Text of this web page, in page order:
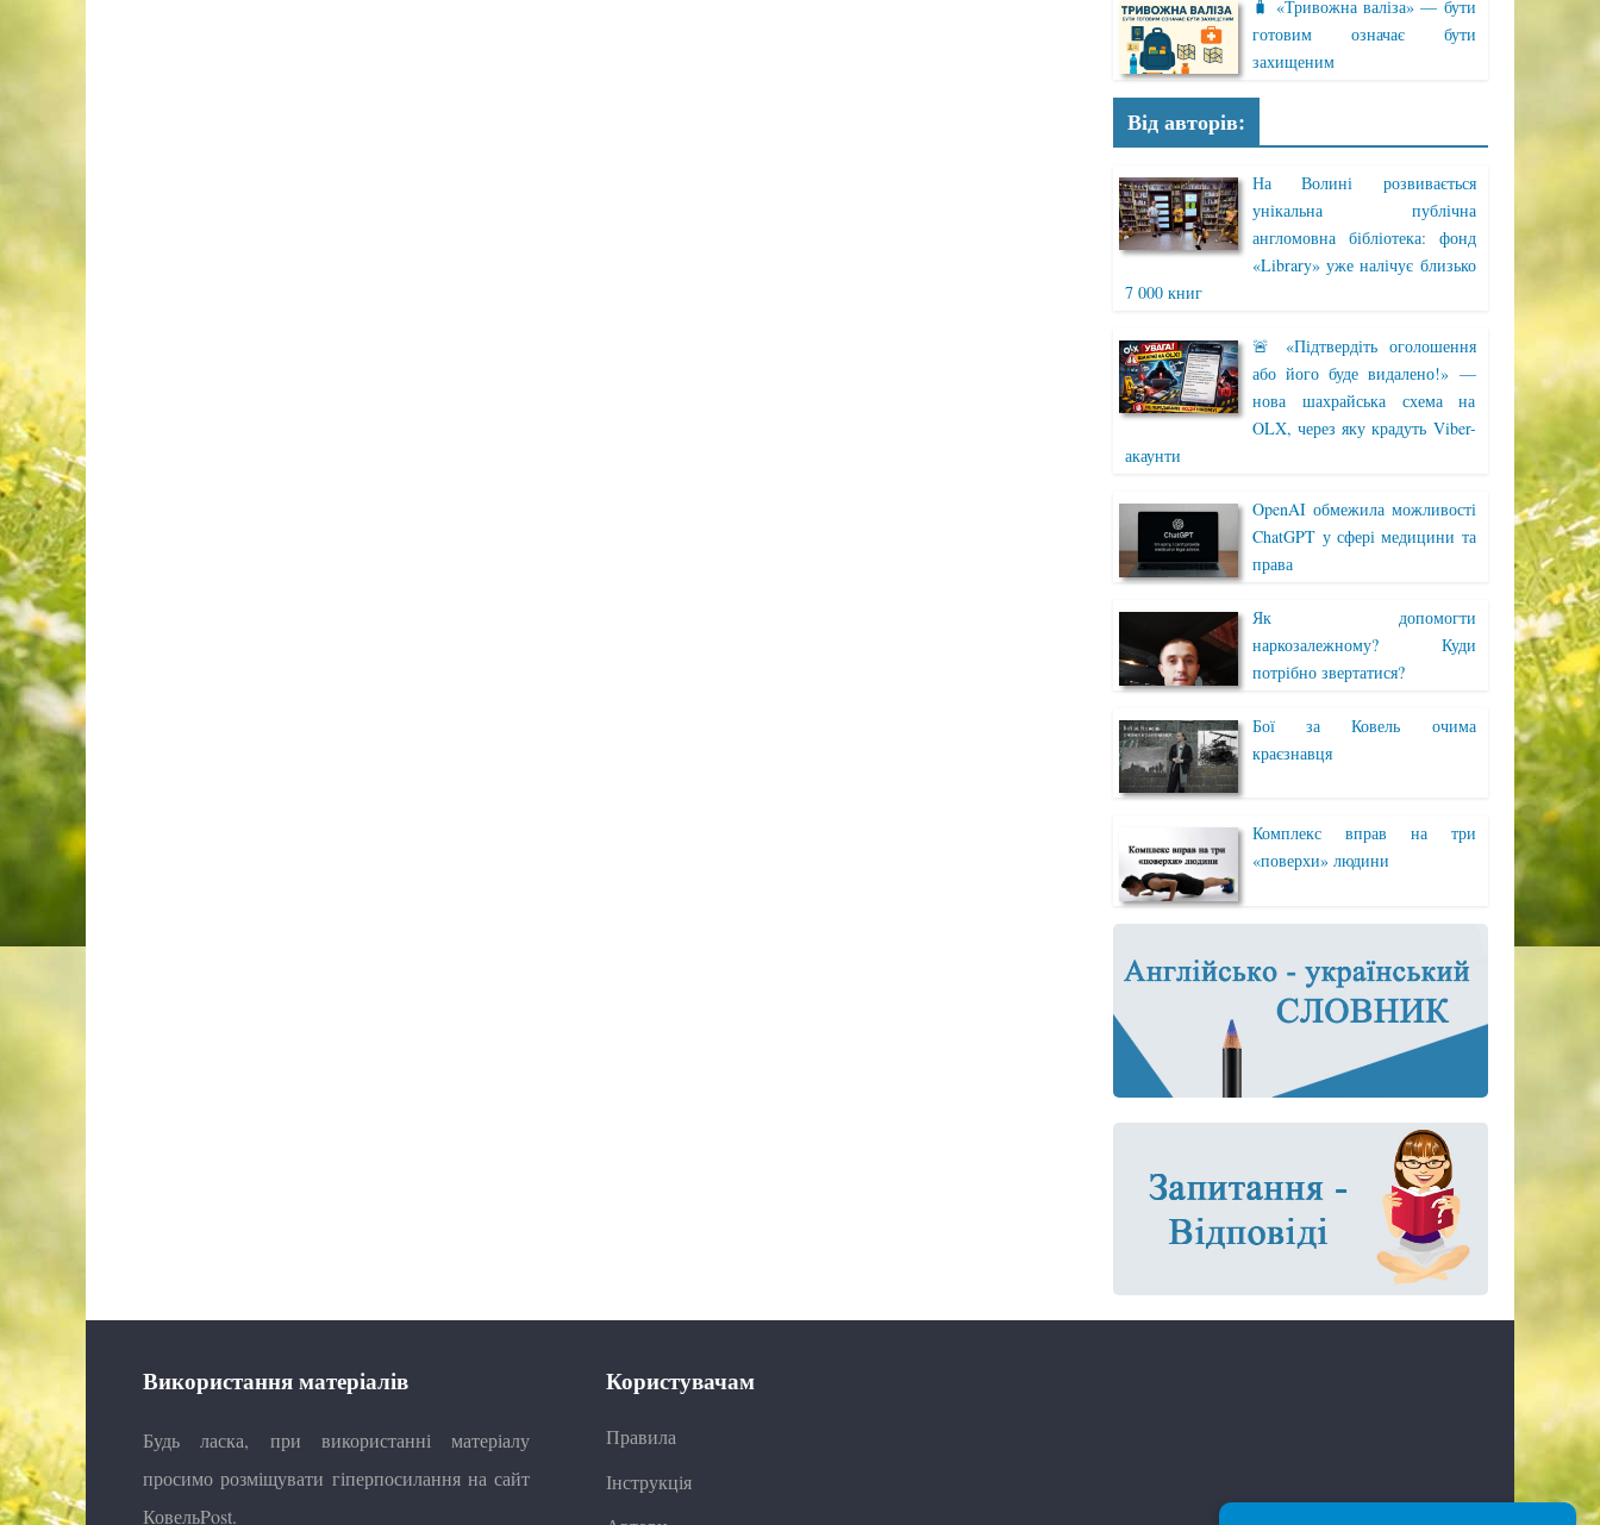
🧳 «Тривожна валіза» — бути
готовим означає бути
захищеним
Від авторів:
На Волині розвивається
унікальна публічна
англомовна бібліотека: фонд
«Library» уже налічує близько
7 000 книг
🚨 «Підтвердіть оголошення
або його буде видалено!» —
нова шахрайська схема на
OLX, через яку крадуть Viber-
акаунти
OpenAI обмежила можливості
ChatGPT у сфері медицини та
права
Як допомогти
наркозалежному? Куди
потрібно звертатися?
Бої за Ковель очима
краєзнавця
Комплекс вправ на три
«поверхи» людини
Використання матеріалів
Будь ласка, при використанні матеріалу
просимо розміщувати гіперпосилання на сайт
КовельPost.
Користувачам
Правила
Інструкція